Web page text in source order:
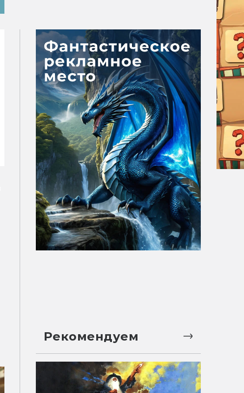
Рекомендуем